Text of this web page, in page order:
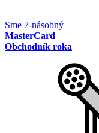
Sme 7-násobný
MasterCard
Obchodník roka